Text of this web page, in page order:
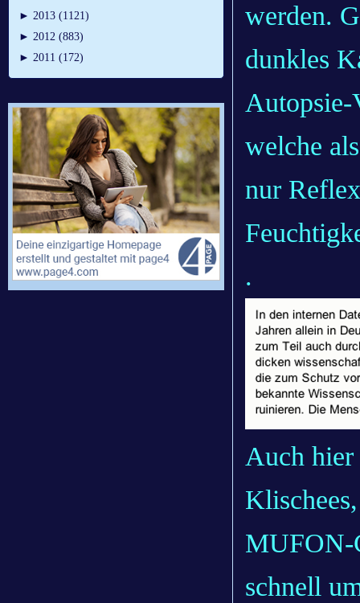
► 2013 (1121)
► 2012 (883)
► 2011 (172)
werden.
dunkles
Autopsie-
welche
nur
.
Auch hier
MUFON-
schnell